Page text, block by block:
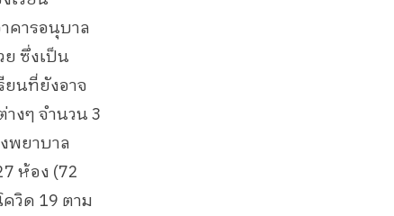
คารอนุบาล
ซึ่งเป็น
ยนที่ยังอาจ
งๆ จำนวน 3
พยาบาล
ห้อง (72
วิด 19 ตาม